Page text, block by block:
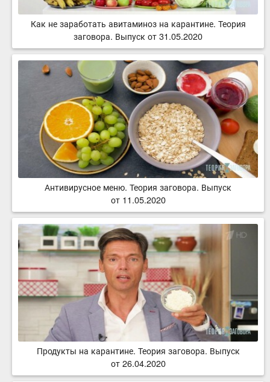
Как не заработать авитаминоз на карантине. Теория
заговора. Выпуск от 31.05.2020
Антивирусное меню. Теория заговора. Выпуск
от 11.05.2020
Продукты на карантине. Теория заговора. Выпуск
от 26.04.2020